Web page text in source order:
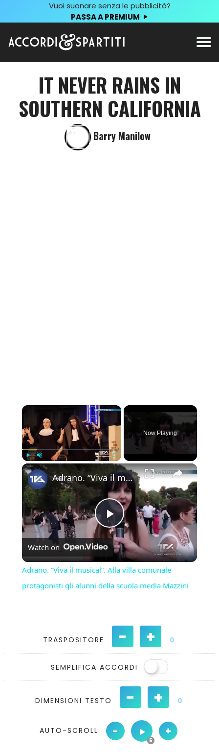
Vuoi suonare senza le pubblicità?
PASSA A PREMIUM
IT NEVER RAINS IN
SOUTHERN CALIFORNIA
Barry Manilow
×
Play Unmute Fullscreen
Now Playing
×
Play
Video
Adrano. “Viva il musical”. Alla villa comunale protagonisti gli alunni della scuola media Mazzini
Watch on
Adrano. “Viva il musical”. Alla villa comunale
protagonisti gli alunni della scuola media Mazzini
TRASPOSITORE - + 0
SEMPLIFICA ACCORDI
DIMENSIONI TESTO - + 0
AUTO-SCROLL - +